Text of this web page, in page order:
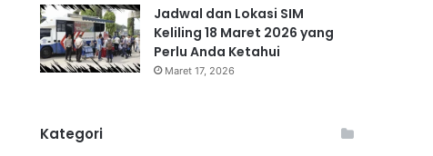
Jadwal dan Lokasi SIM
Keliling 18 Maret 2026 yang
Perlu Anda Ketahui
Maret 17, 2026
Kategori